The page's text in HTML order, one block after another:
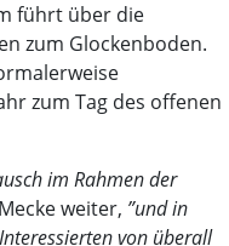
führt über die
zum Glockenboden.
zum Tag des offenen
im Rahmen der
weiter, ”und in
von überall